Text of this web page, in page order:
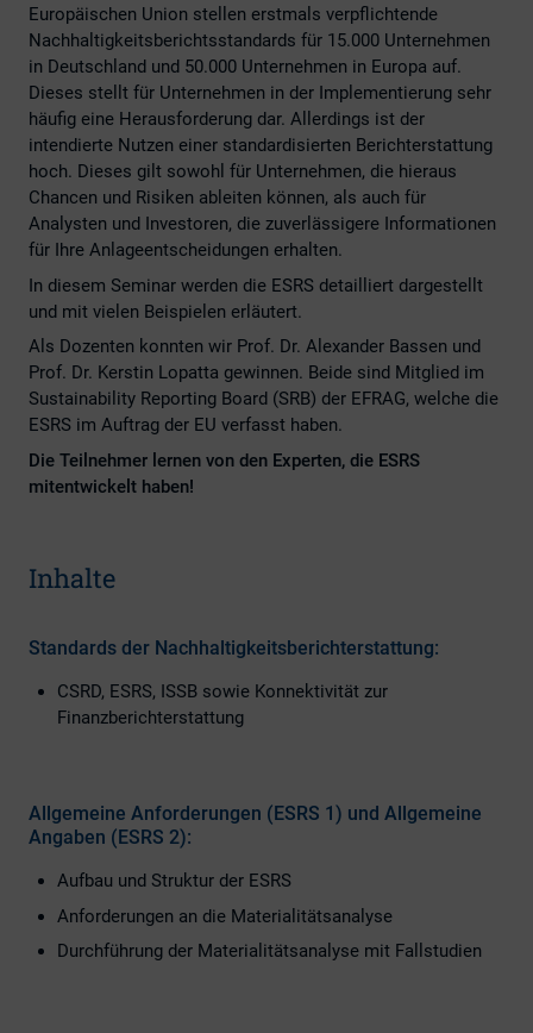
Europäischen Union stellen erstmals verpflichtende
Nachhaltigkeitsberichtsstandards für 15.000 Unternehmen
in Deutschland und 50.000 Unternehmen in Europa auf.
Dieses stellt für Unternehmen in der Implementierung sehr
häufig eine Herausforderung dar. Allerdings ist der
intendierte Nutzen einer standardisierten Berichterstattung
hoch. Dieses gilt sowohl für Unternehmen, die hieraus
Chancen und Risiken ableiten können, als auch für
Analysten und Investoren, die zuverlässigere Informationen
für Ihre Anlageentscheidungen erhalten.
In diesem Seminar werden die ESRS detailliert dargestellt
und mit vielen Beispielen erläutert.
Als Dozenten konnten wir Prof. Dr. Alexander Bassen und
Prof. Dr. Kerstin Lopatta gewinnen. Beide sind Mitglied im
Sustainability Reporting Board (SRB) der EFRAG, welche die
ESRS im Auftrag der EU verfasst haben.
Die Teilnehmer lernen von den Experten, die ESRS
mitentwickelt haben!
Inhalte
Standards der Nachhaltigkeitsberichterstattung:
CSRD, ESRS, ISSB sowie Konnektivität zur
Finanzberichterstattung
Allgemeine Anforderungen (ESRS 1) und Allgemeine
Angaben (ESRS 2):
Aufbau und Struktur der ESRS
Anforderungen an die Materialitätsanalyse
Durchführung der Materialitätsanalyse mit Fallstudien